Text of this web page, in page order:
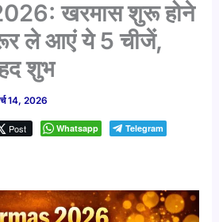
खरमास शुरू होने
ले आएं ये 5 चीजें,
शुभ
14, 2026
Post Whatsapp Telegram